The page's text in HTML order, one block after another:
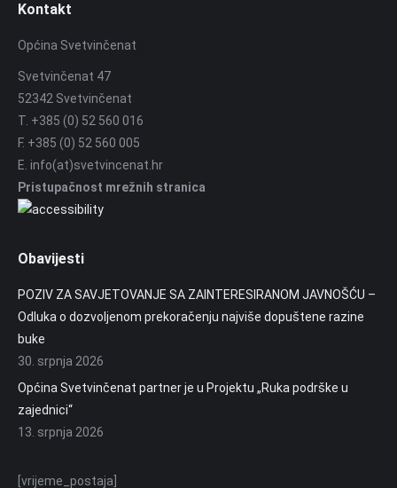
Kontakt
Općina Svetvinčenat
Svetvinčenat 47
52342 Svetvinčenat
T. +385 (0) 52 560 016
F. +385 (0) 52 560 005
E. info(at)svetvincenat.hr
Pristupačnost mrežnih stranica
Obavijesti
POZIV ZA SAVJETOVANJE SA ZAINTERESIRANOM JAVNOŠĆU –
Odluka o dozvoljenom prekoračenju najviše dopuštene razine
buke
30. srpnja 2026
Općina Svetvinčenat partner je u Projektu „Ruka podrške u
zajednici“
13. srpnja 2026
[vrijeme_postaja]